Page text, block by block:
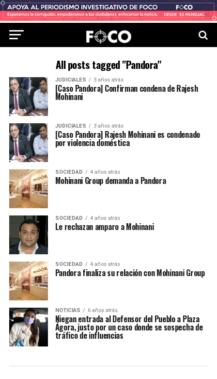
All posts tagged "Pandora"
JUDICIALES 3 años atrás
[Caso Pandora] Confirman condena de Rajesh
Mohinani
JUDICIALES 3 años atrás
[Caso Pandora] Rajesh Mohinani es condenado
por violencia doméstica
SOCIEDAD 4 años atrás
Mohinani Group demanda a Pandora
SOCIEDAD 4 años atrás
Le rechazan amparo a Mohinani
SOCIEDAD 4 años atrás
Pandora finaliza su relación con Mohinani Group
NOTICIAS 6 años atrás
Niegan entrada al Defensor del Pueblo a Plaza
Ágora, justo por un caso donde se sospecha de
tráfico de influencias